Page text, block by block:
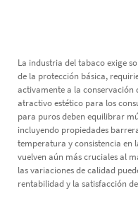
La industria del tabaco exige
de la protección básica,
activamente a la
atractivo estético para los
para puros deben equilibrar
incluyendo propiedades
temperatura y consistencia en
vuelven aún más cruciales al
las variaciones de calidad
rentabilidad y la satisfacción